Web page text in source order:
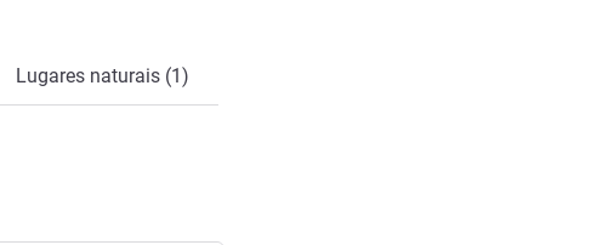
Lugares naturais (1)